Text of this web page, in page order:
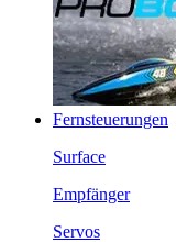
Fernsteuerungen
Surface
Empfänger
Servos